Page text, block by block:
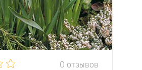
0 отзывов